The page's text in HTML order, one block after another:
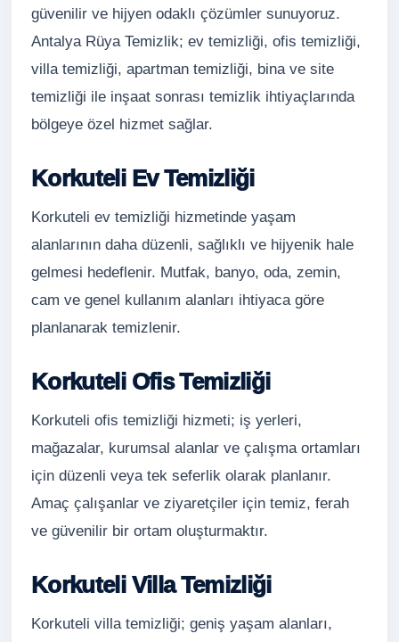
güvenilir ve hijyen odaklı çözümler sunuyoruz.
Antalya Rüya Temizlik; ev temizliği, ofis temizliği,
villa temizliği, apartman temizliği, bina ve site
temizliği ile inşaat sonrası temizlik ihtiyaçlarında
bölgeye özel hizmet sağlar.
Korkuteli Ev Temizliği
Korkuteli ev temizliği hizmetinde yaşam
alanlarının daha düzenli, sağlıklı ve hijyenik hale
gelmesi hedeflenir. Mutfak, banyo, oda, zemin,
cam ve genel kullanım alanları ihtiyaca göre
planlanarak temizlenir.
Korkuteli Ofis Temizliği
Korkuteli ofis temizliği hizmeti; iş yerleri,
mağazalar, kurumsal alanlar ve çalışma ortamları
için düzenli veya tek seferlik olarak planlanır.
Amaç çalışanlar ve ziyaretçiler için temiz, ferah
ve güvenilir bir ortam oluşturmaktır.
Korkuteli Villa Temizliği
Korkuteli villa temizliği; geniş yaşam alanları,